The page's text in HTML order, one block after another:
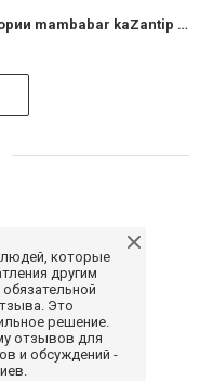
«Mamba Crazy Hair» на территории mambabar kaZantip 21.
людей, которые
другим
Это
решение.
отзывов для
и обсуждений -